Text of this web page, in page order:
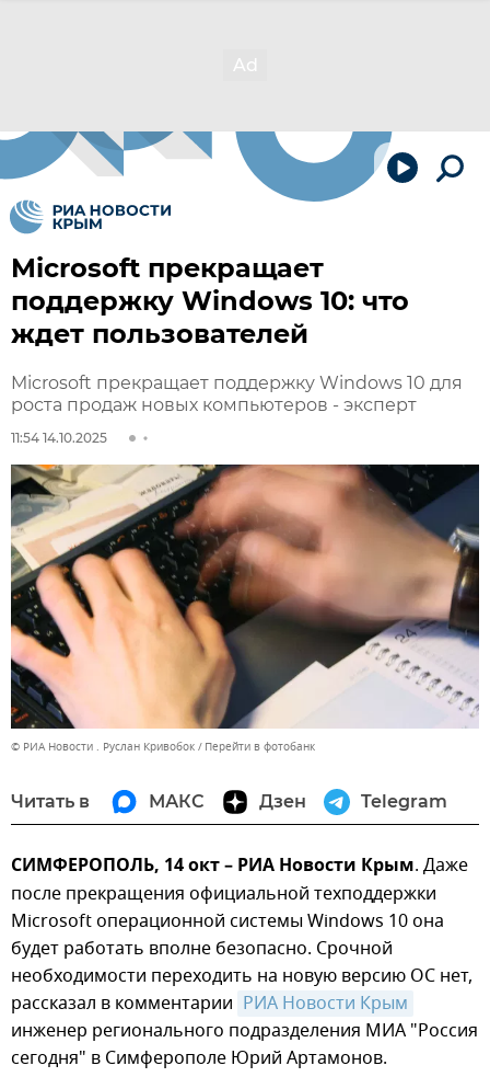
Microsoft прекращает
поддержку Windows 10: что
ждет пользователей
Microsoft прекращает поддержку Windows 10 для
роста продаж новых компьютеров - эксперт
11:54 14.10.2025
© РИА Новости . Руслан Кривобок Перейти в фотобанк
Читать в МАКС Дзен Telegram
СИМФЕРОПОЛЬ, 14 окт – РИА Новости Крым. Даже
после прекращения официальной техподдержки
Microsoft операционной системы Windows 10 она
будет работать вполне безопасно. Срочной
необходимости переходить на новую версию ОС нет,
рассказал в комментарии РИА Новости Крым
инженер регионального подразделения МИА "Россия
сегодня" в Симферополе Юрий Артамонов.